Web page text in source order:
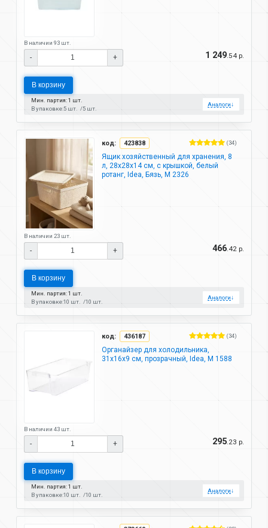
В наличии 93 шт.
- + 1 249 .54 р.
В корзину
Мин. партия: 1 шт.
В упаковке:5 шт. 5 шт.
Аналоги↓
код: 423838 (34)
Ящик хозяйственный для хранения, 8
л, 28х28х14 см, с крышкой, белый
ротанг, Idea, Бязь, М 2326
В наличии 23 шт.
- + 466 .42 р.
В корзину
Мин. партия: 1 шт.
В упаковке:10 шт. 10 шт.
Аналоги↓
код: 436187 (34)
Органайзер для холодильника,
31х16х9 см, прозрачный, Idea, М 1588
В наличии 43 шт.
- + 295 .23 р.
В корзину
Мин. партия: 1 шт.
В упаковке:10 шт. 10 шт.
Аналоги↓